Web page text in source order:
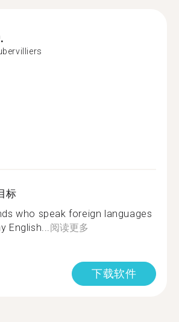
标
who speak foreign languages
English...阅读更多
下载软件